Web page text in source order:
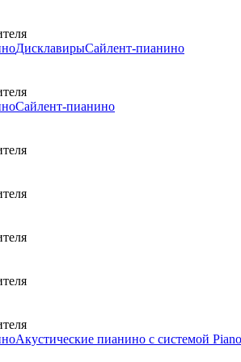
ДисклавирыСайлент-пианино
Сайлент-пианино
Акустические пианино с системой